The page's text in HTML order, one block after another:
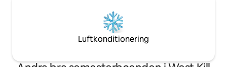
Luftkonditionering